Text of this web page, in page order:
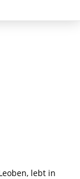
lebt in